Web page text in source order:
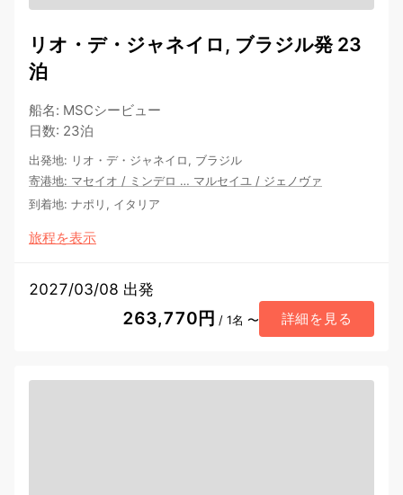
リオ・デ・ジャネイロ, ブラジル発 23
泊
船名: MSCシービュー
日数: 23泊
出発地: リオ・デ・ジャネイロ, ブラジル
寄港地: マセイオ / ミンデロ … マルセイユ / ジェノヴァ
到着地: ナポリ, イタリア
旅程を表示
2027/03/08 出発
263,770円 / 1名 〜 詳細を見る